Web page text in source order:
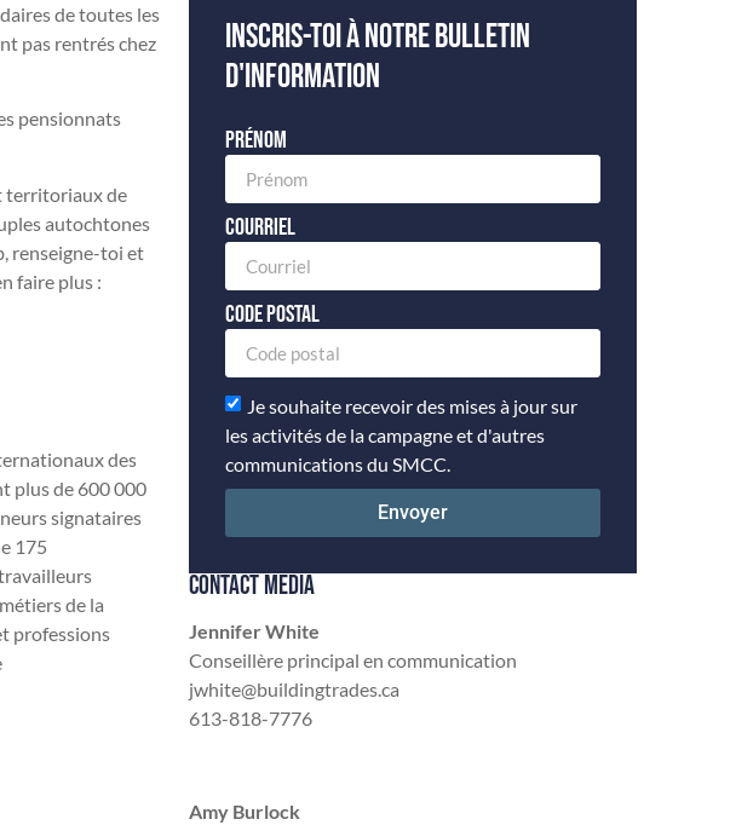
de toutes les
pas rentrés chez
pensionnats
territoriaux de
autochtones
renseigne-toi et
faire plus :
des
plus de 600 000
signataires
175
de la
professions
Inscris-toi à notre bulletin
d'information
Prénom
Courriel
Code postal
Je souhaite recevoir des mises à jour sur
les activités de la campagne et d'autres
communications du SMCC.
Envoyer
CONTACT MÉDIA
Jennifer White
Conseillère principal en communication
jwhite@buildingtrades.ca
613-818-7776
Amy Burlock